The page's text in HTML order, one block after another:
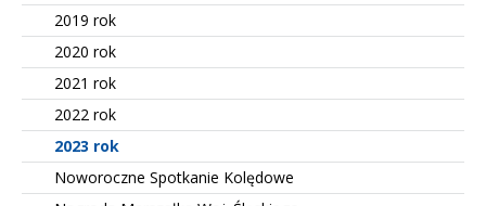
2019 rok
2020 rok
2021 rok
2022 rok
2023 rok
Noworoczne Spotkanie Kolędowe